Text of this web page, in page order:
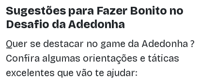
Sugestões para Fazer Bonito no
Desafio da Adedonha
Quer se destacar no game da Adedonha ?
Confira algumas orientações e táticas
excelentes que vão te ajudar: